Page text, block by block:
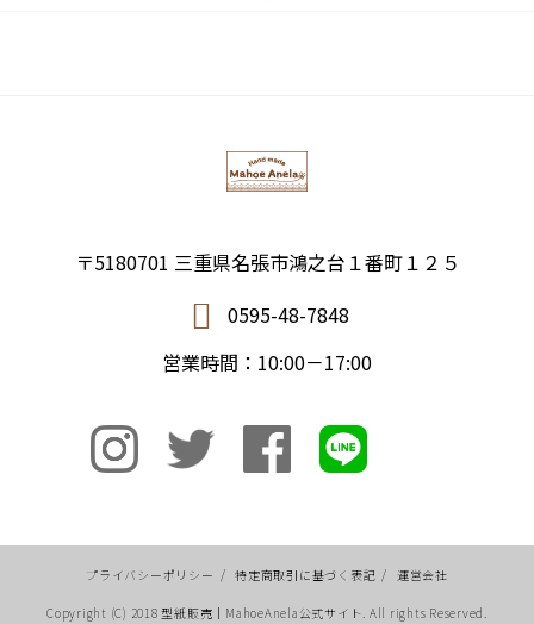
〒5180701 三重県名張市鴻之台１番町１２５
0595-48-7848
営業時間：10:00－17:00
プライバシーポリシー / 特定商取引に基づく表記 / 運営会社
Copyright (C) 2018 型紙販売｜MahoeAnela公式サイト. All rights Reserved.